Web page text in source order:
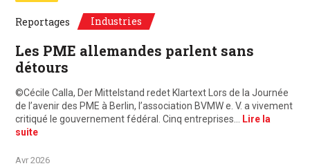
Reportages Industries
Les PME allemandes parlent sans
détours
©Cécile Calla, Der Mittelstand redet Klartext Lors de la Journée
de l’avenir des PME à Berlin, l’association BVMW e. V. a vivement
critiqué le gouvernement fédéral. Cinq entreprises…
Lire la
suite
Avr 2026